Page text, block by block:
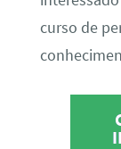
curso de